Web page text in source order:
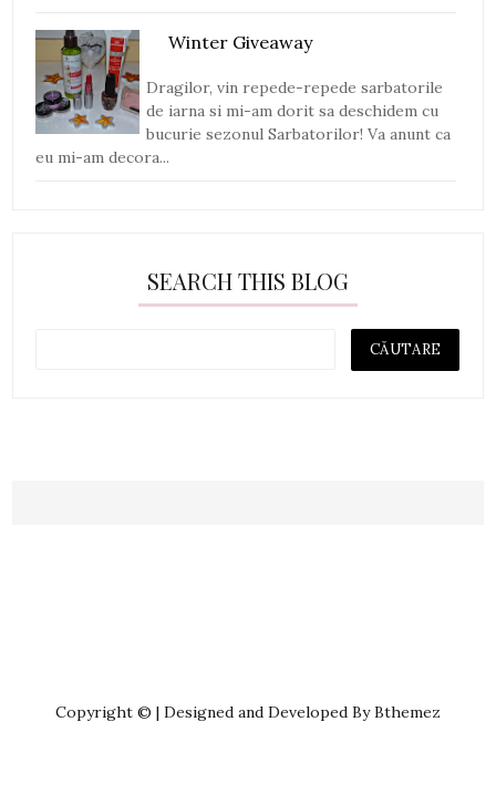
Winter Giveaway
Dragilor, vin repede-repede sarbatorile
de iarna si mi-am dorit sa deschidem cu
bucurie sezonul Sarbatorilor! Va anunt ca
eu mi-am decora...
SEARCH THIS BLOG
Copyright © | Designed and Developed By Bthemez